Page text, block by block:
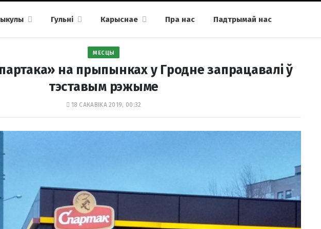
Гульні Карыснае Пра нас Падтрымай нас
МЕСЦЫ
на прыпынках у Гродне запрацавалі ў
тэставым рэжыме
18 САКАВІКА 2019, 00:32